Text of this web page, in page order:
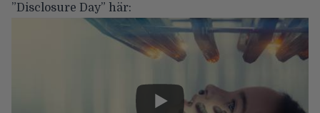
”Disclosure Day” här: